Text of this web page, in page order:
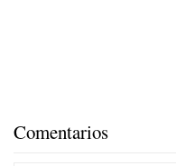
Comentarios